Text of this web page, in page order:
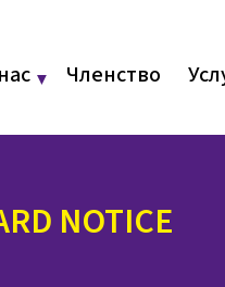
Членство
NOTICE